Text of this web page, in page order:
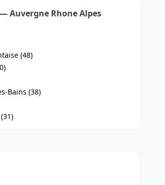
Auvergne Rhone Alpes
(48)
Bains (38)